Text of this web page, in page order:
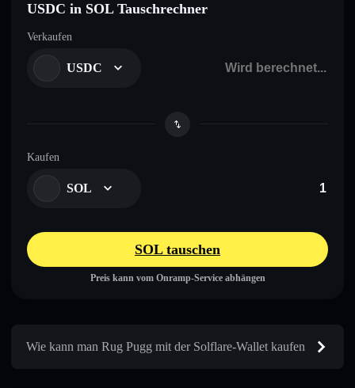
USDC in SOL Tauschrechner
Verkaufen
USDC
Kaufen
SOL
SOL tauschen
Preis kann vom Onramp-Service abhängen
Wie kann man Rug Pugg mit der Solflare-Wallet kaufen